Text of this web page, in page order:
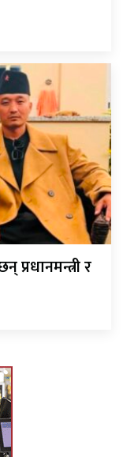
प्रधानमन्त्री र